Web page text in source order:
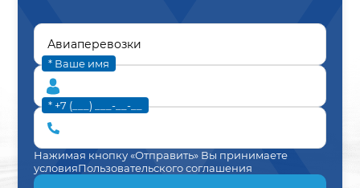
* Ваше имя
* +7 (___) ___-__-__
Нажимая кнопку «Отправить» Вы принимаете
условияПользовательского соглашения